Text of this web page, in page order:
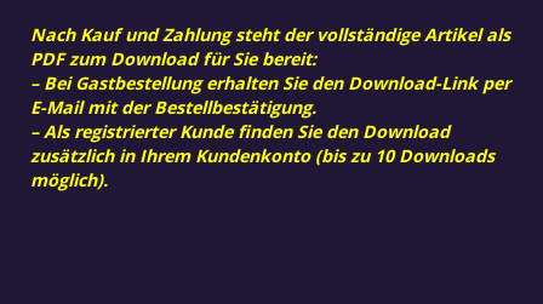
Nach Kauf und Zahlung steht der vollständige Artikel als
PDF zum Download für Sie bereit:
– Bei Gastbestellung erhalten Sie den Download-Link per
E-Mail mit der Bestellbestätigung.
– Als registrierter Kunde finden Sie den Download
zusätzlich in Ihrem Kundenkonto (bis zu 10 Downloads
möglich).